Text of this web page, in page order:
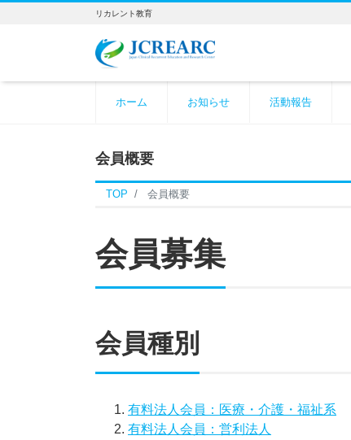
リカレント教育
ホーム お知らせ 活動報告
会員概要
TOP 会員概要
会員募集
会員種別
有料法人会員：医療・介護・福祉系
有料法人会員：営利法人